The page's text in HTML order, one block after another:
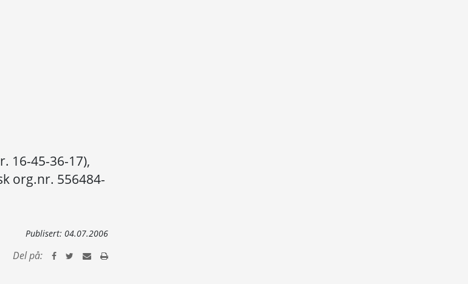
16-45-36-17),
org.nr. 556484-
Publisert: 04.07.2006
Del på: